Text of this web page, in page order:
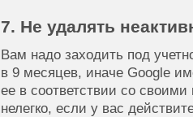
7. Не удалять
Вам надо заходить под
в 9 месяцев, иначе Google
ее в соответствии со
нелегко, если у вас